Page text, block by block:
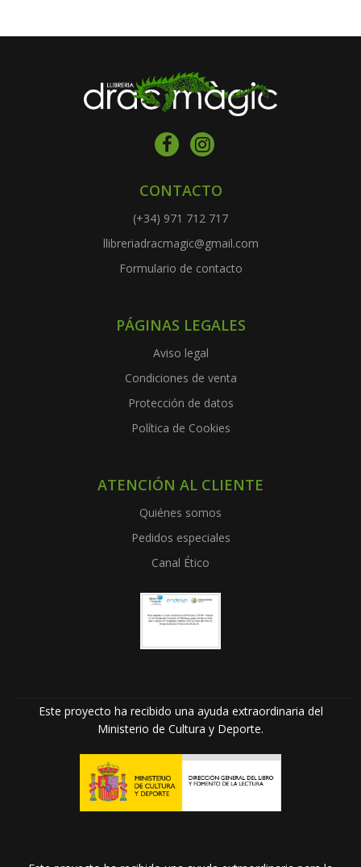
CONTACTO
(+34) 971 712 717
llibreriadracmagic@gmail.com
Formulario de contacto
PÁGINAS LEGALES
Aviso legal
Condiciones de venta
Protección de datos
Política de Cookies
ATENCIÓN AL CLIENTE
Quiénes somos
Pedidos especiales
Canal Ético
Este proyecto ha recibido una ayuda extraordinaria del
Ministerio de Cultura y Deporte.